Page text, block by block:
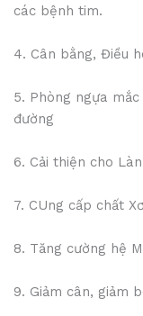
các bệnh tim.
4. Cân bằng, Điều
5. Phòng ngựa
đường
6. Cải thiện cho
7. CUng cấp chất
8. Tăng cường hệ
9. Giảm cân, giảm